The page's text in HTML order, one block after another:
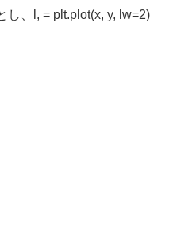
し、l, = plt.plot(x, y, lw=2)